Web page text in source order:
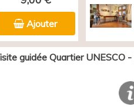
Ajouter
guidée Quartier UNESCO -